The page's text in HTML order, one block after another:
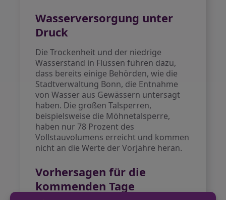
Wasserversorgung unter
Druck
Die Trockenheit und der niedrige
Wasserstand in Flüssen führen dazu,
dass bereits einige Behörden, wie die
Stadtverwaltung Bonn, die Entnahme
von Wasser aus Gewässern untersagt
haben. Die großen Talsperren,
beispielsweise die Möhnetalsperre,
haben nur 78 Prozent des
Vollstauvolumens erreicht und kommen
nicht an die Werte der Vorjahre heran.
Vorhersagen für die
kommenden Tage